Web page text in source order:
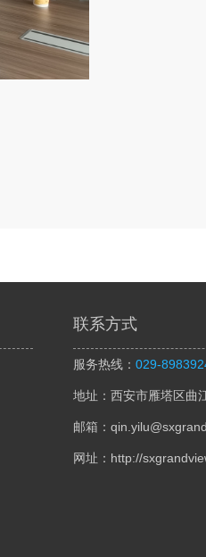
联系方式
服务热线： 029-
地址：西安市雁塔区曲
邮箱：
网址：http://